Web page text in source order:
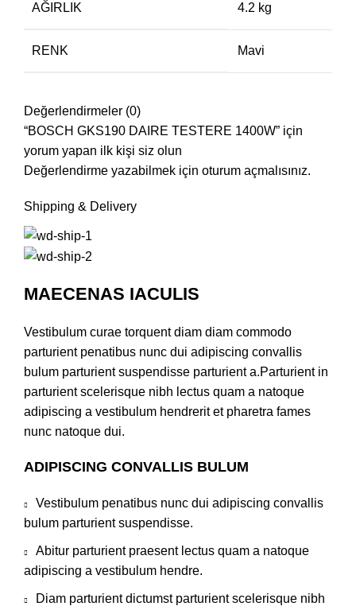
AĞIRLIK 4.2 kg
RENK Mavi
Değerlendirmeler (0)
“BOSCH GKS190 DAIRE TESTERE 1400W” için
yorum yapan ilk kişi siz olun
Değerlendirme yazabilmek için oturum açmalısınız.
Shipping & Delivery
MAECENAS IACULIS
Vestibulum curae torquent diam diam commodo
parturient penatibus nunc dui adipiscing convallis
bulum parturient suspendisse parturient a.Parturient in
parturient scelerisque nibh lectus quam a natoque
adipiscing a vestibulum hendrerit et pharetra fames
nunc natoque dui.
ADIPISCING CONVALLIS BULUM
Vestibulum penatibus nunc dui adipiscing convallis
bulum parturient suspendisse.
Abitur parturient praesent lectus quam a natoque
adipiscing a vestibulum hendre.
Diam parturient dictumst parturient scelerisque nibh